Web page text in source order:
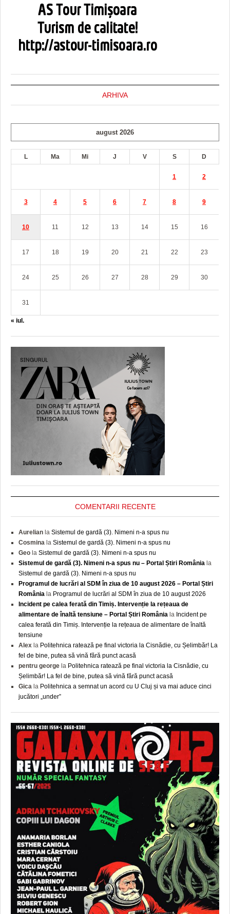
ARHIVA
august 2026
L Ma Mi J V S D
1 2
3 4 5 6 7 8 9
10 11 12 13 14 15 16
17 18 19 20 21 22 23
24 25 26 27 28 29 30
31
« iul.
COMENTARII RECENTE
Aurelian la Sistemul de gardă (3). Nimeni n-a spus nu
Cosmina la Sistemul de gardă (3). Nimeni n-a spus nu
Geo la Sistemul de gardă (3). Nimeni n-a spus nu
Sistemul de gardă (3). Nimeni n-a spus nu – Portal Știri România la
Sistemul de gardă (3). Nimeni n-a spus nu
Programul de lucrări al SDM în ziua de 10 august 2026 – Portal Știri
România la Programul de lucrări al SDM în ziua de 10 august 2026
Incident pe calea ferată din Timiș. Intervenție la rețeaua de
alimentare de înaltă tensiune – Portal Știri România la Incident pe
calea ferată din Timiș. Intervenție la rețeaua de alimentare de înaltă
tensiune
Alex la Politehnica ratează pe final victoria la Cisnădie, cu Șelimbăr! La
fel de bine, putea să vină fără punct acasă
pentru george la Politehnica ratează pe final victoria la Cisnădie, cu
Șelimbăr! La fel de bine, putea să vină fără punct acasă
Gica la Politehnica a semnat un acord cu U Cluj și va mai aduce cinci
jucători „under”